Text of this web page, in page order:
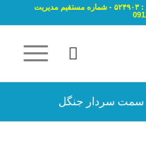
شرکت پگاه تهران پارسه جام با شماره ثبت : ۵۲۴۹۰۳ - شماره مستقیم مدیریت
سمت سردار جنگل